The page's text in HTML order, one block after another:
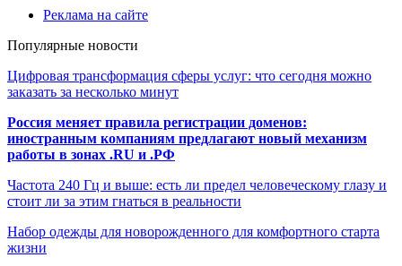
Реклама на сайте
Популярные новости
Цифровая трансформация сферы услуг: что сегодня можно
заказать за несколько минут
Россия меняет правила регистрации доменов:
иностранным компаниям предлагают новый механизм
работы в зонах .RU и .РФ
Частота 240 Гц и выше: есть ли предел человеческому глазу и
стоит ли за этим гнаться в реальности
Набор одежды для новорожденного для комфортного старта
жизни